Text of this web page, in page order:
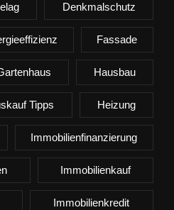
Denkmalschutz
Fassade
Hausbau
Tipps Heizung
Immobilienfinanzierung
Immobilienkauf
Immobilienkredit